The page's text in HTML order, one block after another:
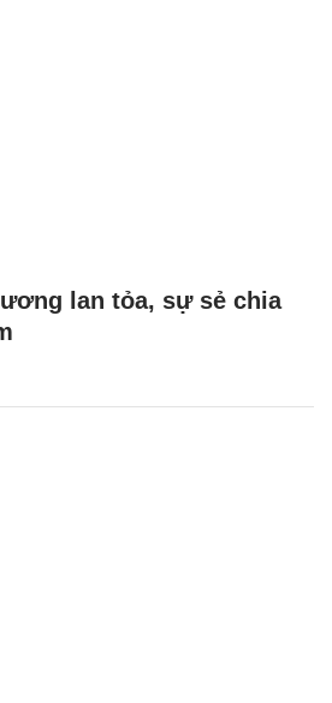
lan tỏa, sự sẻ chia